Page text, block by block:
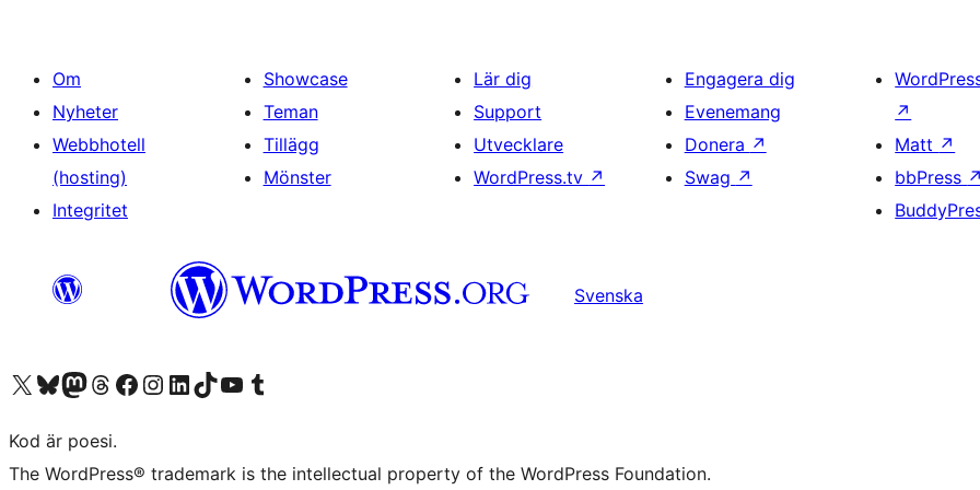
Om
Nyheter
Webbhotell
(hosting)
Integritet
Showcase
Teman
Tillägg
Mönster
Lär dig
Support
Utvecklare
WordPress.tv ↗
Engagera dig
Evenemang
Donera ↗
Swag ↗
↗
Matt ↗
bbPress ↗
Svenska
Besök vår X-konto (f.d. Twitter)
Besök vårt Bluesky-konto
Besök vårt Mastodon-konto
Besök vårt Thread-konto
Besök vår Facebook-sidaBesök vårt Instagram-konto
Besök vårt LinkedIn-konto
Besök vårt TikTok-konto
Besök vår YouTube-kanalBesök vårt Tumblr-konto
Kod är poesi.
The WordPress® trademark is the intellectual property of the WordPress Foundation.